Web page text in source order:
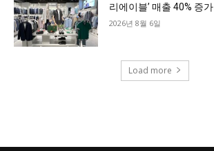
리에이블’ 매출 40% 증가
2026년 8월 6일
Load more